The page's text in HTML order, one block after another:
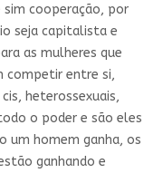
cooperação, por
seja capitalista e
as mulheres que
competir entre si,
heterossexuais,
o poder e são eles
um homem ganha, os
ganhando e